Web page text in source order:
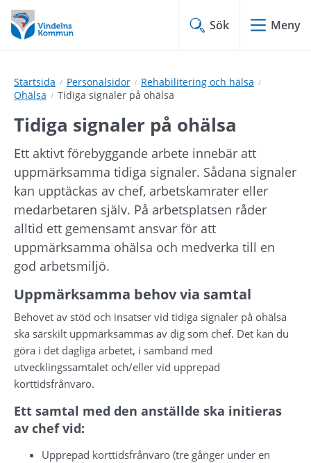
Hoppa
till
innehåll
Hoppa
till
undermeny
Sök Meny
Startsida Personalsidor
Rehabilitering och hälsa
Ohälsa
Tidiga signaler på ohälsa
Tidiga signaler på ohälsa
Ett aktivt förebyggande arbete innebär att
uppmärksamma tidiga signaler. Sådana signaler
kan upptäckas av chef, arbetskamrater eller
medarbetaren själv. På arbetsplatsen råder
alltid ett gemensamt ansvar för att
uppmärksamma ohälsa och medverka till en
god arbetsmiljö.
Uppmärksamma behov via samtal
Behovet av stöd och insatser vid tidiga signaler på ohälsa
ska särskilt uppmärksammas av dig som chef. Det kan du
göra i det dagliga arbetet, i samband med
utvecklingssamtalet och/eller vid upprepad
korttidsfrånvaro.
Ett samtal med den anställde ska initieras
av chef vid:
Upprepad korttidsfrånvaro (tre gånger under en